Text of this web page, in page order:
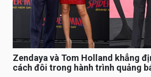
Zendaya và Tom Holland khẳng
cách đôi trong hành trình quảng